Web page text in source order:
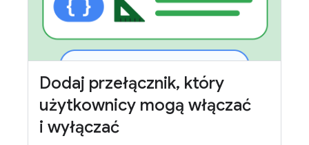
Dodaj przełącznik, który
użytkownicy mogą włączać
i wyłączać